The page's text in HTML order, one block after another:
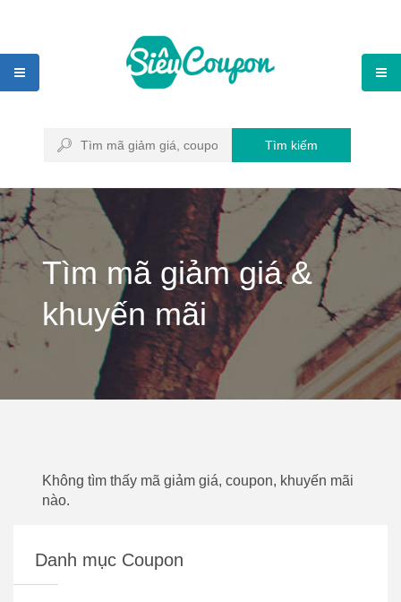
Tìm kiếm
Tìm mã giảm giá &
khuyến mãi
Không tìm thấy mã giảm giá, coupon, khuyến mãi
nào.
Danh mục Coupon